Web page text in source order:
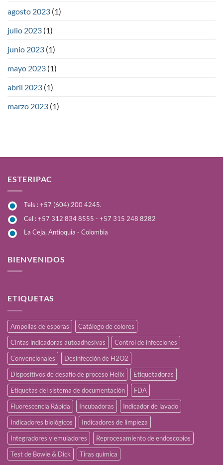
agosto 2023 (1)
julio 2023 (1)
junio 2023 (1)
mayo 2023 (1)
abril 2023 (1)
marzo 2023 (1)
ESTERIPAC
Tels : +57 (604) 200 4245.
Cel : +57 312 834 8555 - +57 315 248 8282
La Ceja, Antioquia - Colombia
BIENVENIDOS
ETIQUETAS
Ampollas de esporas
Catálogo de colores
Cintas indicadoras autoadhesivas
Control de infecciones
Convencionales
Desinfección de H2O2
Dispositivos de desafío de proceso Helix
Etiquetadoras
Etiquetas del sistema de documentación
FDA
Fluorescencia Rápida
Incubadoras
Indicador de lavado
Indicadores biológicos
Indicadores de limpieza
Integradores y emuladores
Reprocesamiento de endoscopios
Test de Bowie & Dick
Tiras química